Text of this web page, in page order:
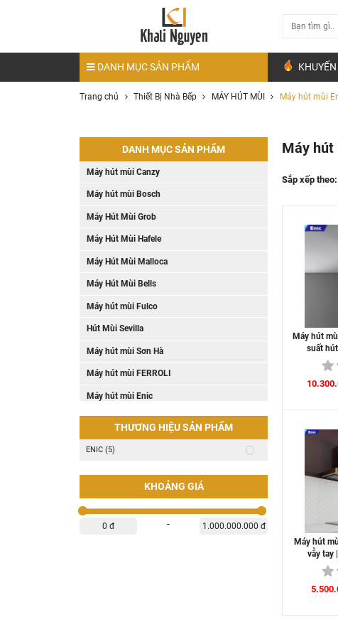
DANH MỤC SẢN PHẨM
Trang chủ Thiết Bị Nhà Bếp MÁY HÚT MÙI Máy hút mùi
DANH MỤC SẢN PHẨM
Máy hút mùi Canzy
Máy hút mùi Bosch
Máy Hút Mùi Grob
Máy Hút Mùi Hafele
Máy Hút Mùi Malloca
Máy Hút Mùi Bells
Máy hút mùi Fulco
Hút Mùi Sevilla
Máy hút mùi Sơn Hà
Máy hút mùi FERROLI
Máy hút mùi Enic
Máy hút mùi Dmestik
THƯƠNG HIỆU SẢN PHẨM
ENIC (5)
KHOẢNG GIÁ
0 đ - 1.000.000.000 đ
Máy hút
Sắp xếp theo:
Máy hút
suất
Máy hút
vẫy tay